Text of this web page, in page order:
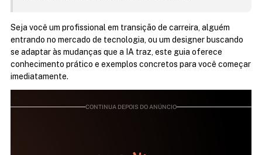
Seja você um profissional em transição de carreira, alguém
entrando no mercado de tecnologia, ou um designer buscando
se adaptar às mudanças que a IA traz, este guia oferece
conhecimento prático e exemplos concretos para você começar
imediatamente.
CONTINUA DEPOIS DO ANÚNCIO